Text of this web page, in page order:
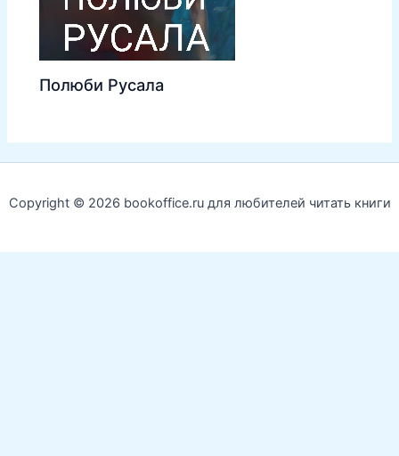
Полюби Русала
Copyright © 2026 bookoffice.ru для любителей читать книги